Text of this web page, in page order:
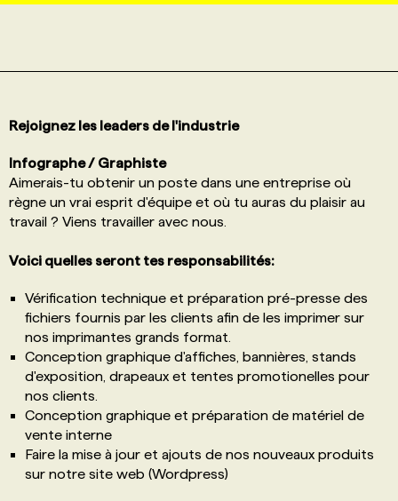
ANNONCEZ AVEC NOUS
Rejoignez les leaders de l'industrie
Infographe / Graphiste
Aimerais-tu obtenir un poste dans une entreprise où
règne un vrai esprit d'équipe et où tu auras du plaisir au
travail ? Viens travailler avec nous.
Voici quelles seront tes responsabilités:
Vérification technique et préparation pré-presse des
fichiers fournis par les clients afin de les imprimer sur
nos imprimantes grands format.
Conception graphique d'affiches, bannières, stands
d'exposition, drapeaux et tentes promotionelles pour
nos clients.
Conception graphique et préparation de matériel de
vente interne
Faire la mise à jour et ajouts de nos nouveaux produits
sur notre site web (Wordpress)